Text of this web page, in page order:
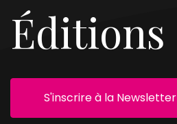
Éditions
S'inscrire à la Newsletter